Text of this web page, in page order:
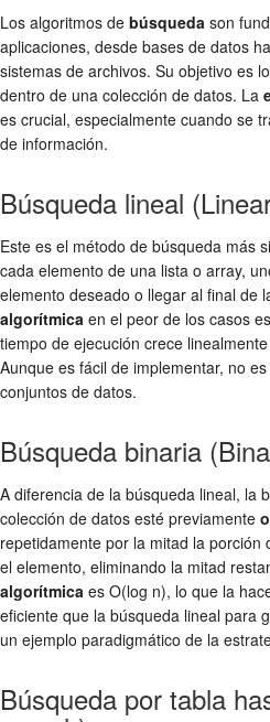
Los algoritmos de búsqueda son
aplicaciones, desde bases de datos
sistemas de archivos. Su objetivo es
dentro de una colección de datos. La
es crucial, especialmente cuando se
de información.
Búsqueda lineal
Este es el método de búsqueda más
cada elemento de una lista o array,
elemento deseado o llegar al final de
algorítmica en el peor de los casos
tiempo de ejecución crece
Aunque es fácil de implementar, no
conjuntos de datos.
Búsqueda binaria
A diferencia de la búsqueda lineal, la
colección de datos esté previamente
repetidamente por la mitad la
el elemento, eliminando la mitad
algorítmica es O(log n), lo que la
eficiente que la búsqueda lineal para
un ejemplo paradigmático de la
Búsqueda por tabla